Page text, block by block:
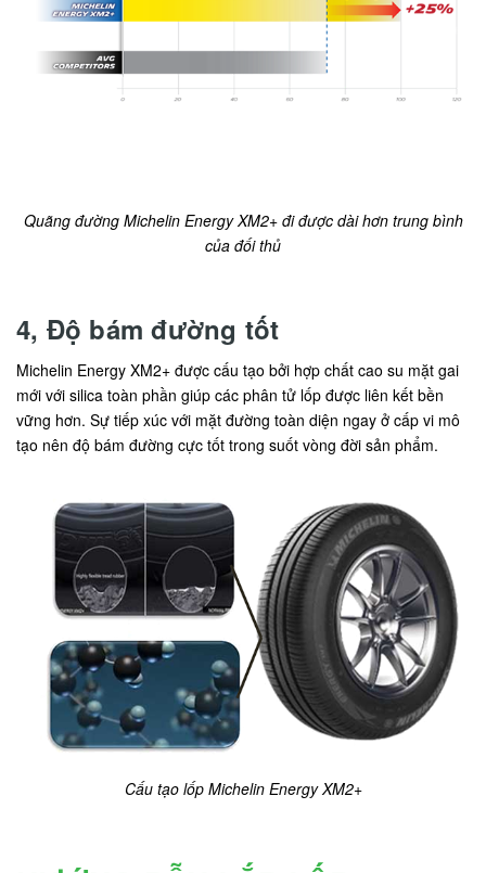
Quãng đường Michelin Energy XM2+ đi được dài hơn trung bình
của đối thủ
4, Độ bám đường tốt
Michelin Energy XM2+ được cấu tạo bởi hợp chất cao su mặt gai
mới với silica toàn phần giúp các phân tử lốp được liên kết bền
vững hơn. Sự tiếp xúc với mặt đường toàn diện ngay ở cấp vi mô
tạo nên độ bám đường cực tốt trong suốt vòng đời sản phẩm.
Cấu tạo lốp Michelin Energy XM2+